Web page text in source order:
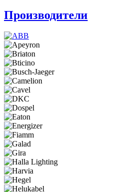
Производители